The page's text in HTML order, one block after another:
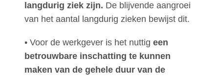
langdurig ziek zijn. De blijvende aangroei
van het aantal langdurig zieken bewijst dit.
• Voor de werkgever is het nuttigeen
betrouwbare inschatting te kunnen
maken van de gehele duur van de